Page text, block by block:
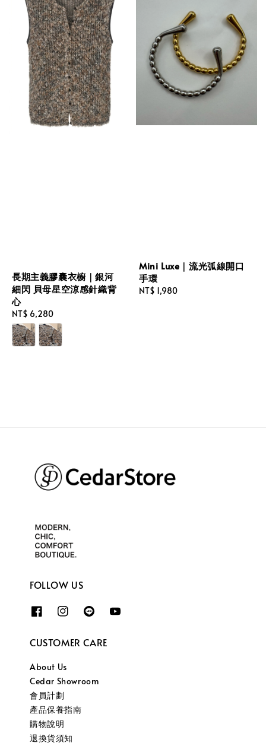
長期主義膠囊衣櫥｜銀河
細閃 貝母星空涼感針織背
心
Regular
price
NT$ 6,280
Mini Luxe｜流光弧線開口
手環
Regular
NT$ 1,980
FOLLOW US
CUSTOMER CARE
About Us
Cedar Showroom
會員計劃
產品保養指南
購物說明
退換貨須知